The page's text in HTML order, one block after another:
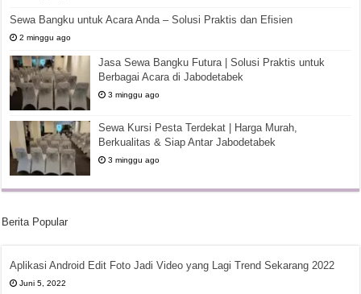
Sewa Bangku untuk Acara Anda – Solusi Praktis dan Efisien
2 minggu ago
Jasa Sewa Bangku Futura | Solusi Praktis untuk
Berbagai Acara di Jabodetabek
3 minggu ago
Sewa Kursi Pesta Terdekat | Harga Murah,
Berkualitas & Siap Antar Jabodetabek
3 minggu ago
Berita Popular
Aplikasi Android Edit Foto Jadi Video yang Lagi Trend Sekarang 2022
Juni 5, 2022